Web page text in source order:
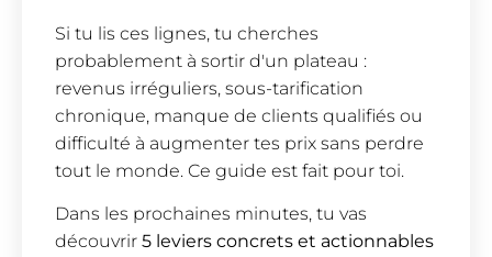
Si tu lis ces lignes, tu cherches
probablement à sortir d'un plateau :
revenus irréguliers, sous-tarification
chronique, manque de clients qualifiés ou
difficulté à augmenter tes prix sans perdre
tout le monde. Ce guide est fait pour toi.
Dans les prochaines minutes, tu vas
découvrir 5 leviers concrets et actionnables